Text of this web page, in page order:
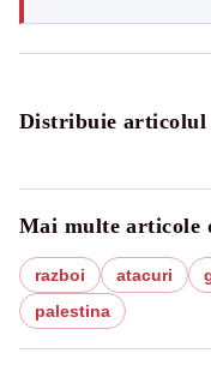
Distribuie articolul
Mai multe articole
razboi atacuri
palestina